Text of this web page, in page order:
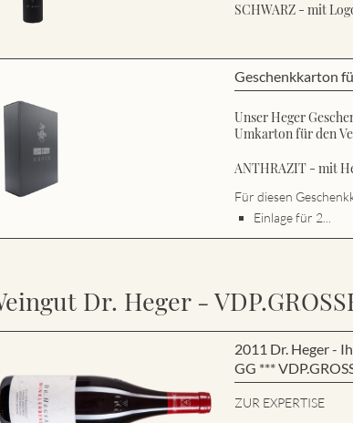
SCHWARZ - mit
Geschenkkarton
Unser Heger
Umkarton für den
ANTHRAZIT - mit
Für diesen
Einlage für 2...
Dr. Heger -
2011 Dr. Heger -
GG ***
ZUR EXPERTISE